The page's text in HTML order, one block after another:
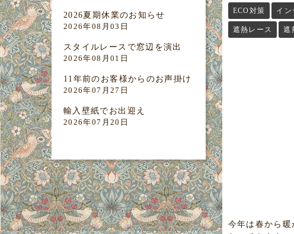
ECO対策 イン
遮熱レース 遮
今年は春から
2026夏期休業のお知らせ
2026年08月03日
スタイルレースで窓辺を演出
2026年08月01日
11年前のお客様からのお声掛け
2026年07月27日
輸入壁紙でお出迎え
2026年07月20日